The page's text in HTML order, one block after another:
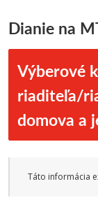
Dianie na
Výberové
riaditeľa/
domova a
Táto informácia